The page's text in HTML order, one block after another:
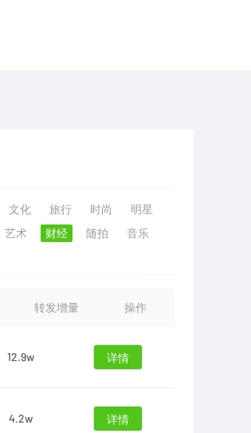
文化 旅行 时尚
明星
艺术 财经 随拍
音乐
转发增量 操作
12.9w 详情
4.2w 详情